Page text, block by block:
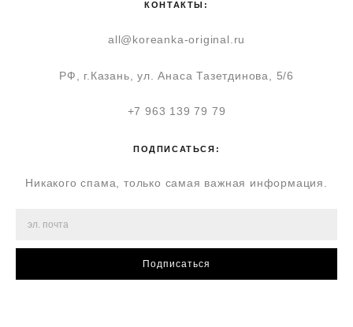
КОНТАКТЫ:
all@koreanka-original.ru
РФ, г.Казань, ул. Анаса Тазетдинова, 5/6
+7 963 139 79 79
ПОДПИСАТЬСЯ:
Никакого спама, только самая важная информация.
Подписаться